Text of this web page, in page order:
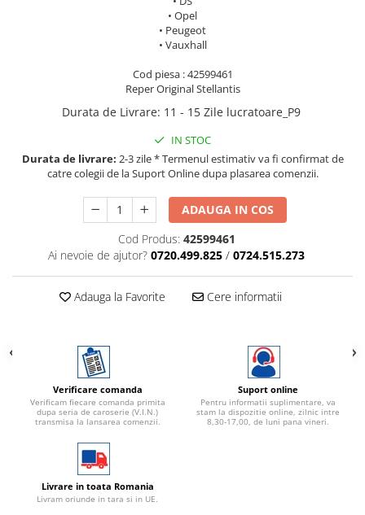
• Opel
• Peugeot
• Vauxhall
Cod piesa : 42599461
Reper Original Stellantis
Durata de Livrare: 11 - 15 Zile lucratoare_P9
IN STOC
Durata de livrare: 2-3 zile * Termenul estimativ va fi confirmat de
catre colegii de la Suport Online dupa plasarea comenzii.
ADAUGA IN COS
Cod Produs: 42599461
Ai nevoie de ajutor? 0720.499.825 / 0724.515.273
Adauga la Favorite Cere informatii
Verificare comanda
Verificam fiecare comanda primita
dupa seria de caroserie (V.I.N.)
transmisa la lansarea comenzii.
Suport online
Pentru informatii suplimentare, va
stam la dispozitie online, zilnic intre
8,30-17,00, de luni pana vineri.
Livrare in toata Romania
Livram oriunde in tara si in UE.